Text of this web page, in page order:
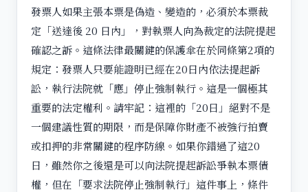
發票人如果主張本票是偽造、變造的，必須於本票裁
定「送達後 20 日內」，對執票人向為裁定的法院提起
確認之訴。這條法律最關鍵的保護傘在於同條第2項的
規定：發票人只要能證明已經在20日內依法提起訴
訟，執行法院就「應」停止強制執行。這是一個極其
重要的法定權利。請牢記：這裡的「20日」絕對不是
一個建議性質的期限，而是保障你財產不被強行拍賣
或扣押的非常關鍵的程序防線。如果你錯過了這20
日，雖然你之後還是可以向法院提起訴訟爭執本票債
權，但在「要求法院停止強制執行」這件事上，條件